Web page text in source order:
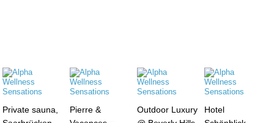
Private sauna,
Pierre &
Outdoor Luxury
Hotel